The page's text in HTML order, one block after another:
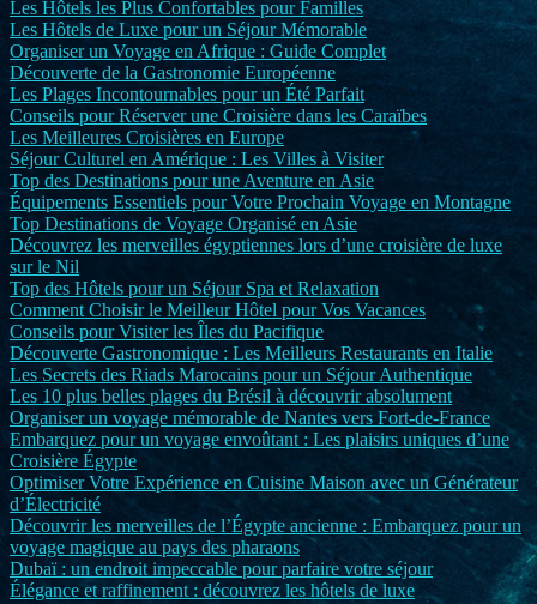
Les Hôtels les Plus Confortables pour Familles
Les Hôtels de Luxe pour un Séjour Mémorable
Organiser un Voyage en Afrique : Guide Complet
Découverte de la Gastronomie Européenne
Les Plages Incontournables pour un Été Parfait
Conseils pour Réserver une Croisière dans les Caraïbes
Les Meilleures Croisières en Europe
Séjour Culturel en Amérique : Les Villes à Visiter
Top des Destinations pour une Aventure en Asie
Équipements Essentiels pour Votre Prochain Voyage en Montagne
Top Destinations de Voyage Organisé en Asie
Découvrez les merveilles égyptiennes lors d’une croisière de luxe
sur le Nil
Top des Hôtels pour un Séjour Spa et Relaxation
Comment Choisir le Meilleur Hôtel pour Vos Vacances
Conseils pour Visiter les Îles du Pacifique
Découverte Gastronomique : Les Meilleurs Restaurants en Italie
Les Secrets des Riads Marocains pour un Séjour Authentique
Les 10 plus belles plages du Brésil à découvrir absolument
Organiser un voyage mémorable de Nantes vers Fort-de-France
Embarquez pour un voyage envoûtant : Les plaisirs uniques d’une
Croisière Égypte
Optimiser Votre Expérience en Cuisine Maison avec un Générateur
d’Électricité
Découvrir les merveilles de l’Égypte ancienne : Embarquez pour un
voyage magique au pays des pharaons
Dubaï : un endroit impeccable pour parfaire votre séjour
Élégance et raffinement : découvrez les hôtels de luxe